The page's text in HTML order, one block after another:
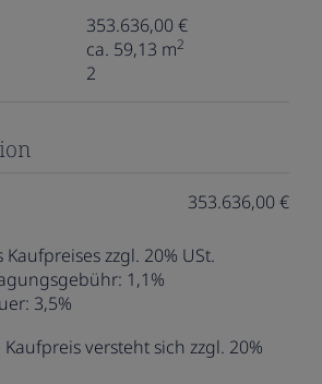
353.636,00 €
ca. 59,13 m2
2
353.636,00 €
Kaufpreises zzgl. 20% USt.
1,1%
3,5%
versteht sich zzgl. 20%